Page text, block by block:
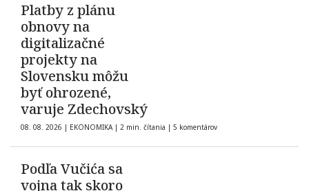
Platby z plánu
obnovy na
digitalizačné
projekty na
Slovensku môžu
byť ohrozené,
varuje Zdechovský
08. 08. 2026 | EKONOMIKA | 2 min. čítania | 5 komentárov
Podľa Vučića sa
vojna tak skoro